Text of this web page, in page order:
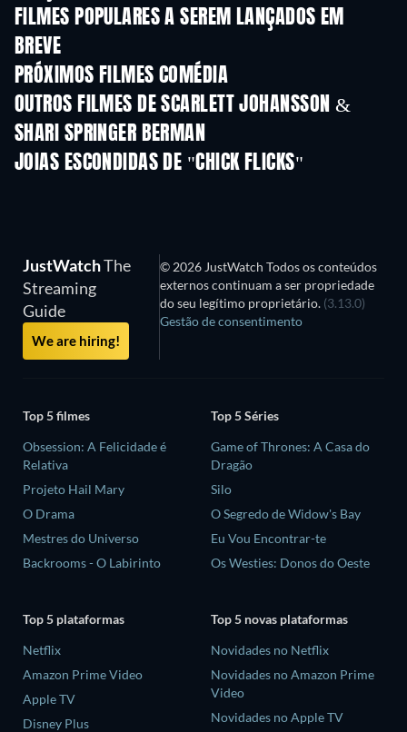
FILMES POPULARES A SEREM LANÇADOS EM
BREVE
PRÓXIMOS FILMES COMÉDIA
OUTROS FILMES DE SCARLETT JOHANSSON &
SHARI SPRINGER BERMAN
JOIAS ESCONDIDAS DE "CHICK FLICKS"
JustWatchThe
Streaming
Guide
We are hiring!
© 2026 JustWatch Todos os conteúdos
externos continuam a ser propriedade
do seu legítimo proprietário. (3.13.0)
Gestão de consentimento
Top 5 filmes
Obsession: A Felicidade é
Relativa
Projeto Hail Mary
O Drama
Mestres do Universo
Backrooms - O Labirinto
Top 5 Séries
Game of Thrones: A Casa do
Dragão
Silo
O Segredo de Widow's Bay
Eu Vou Encontrar-te
Os Westies: Donos do Oeste
Top 5 plataformas
Netflix
Amazon Prime Video
Apple TV
Disney Plus
Top 5 novas plataformas
Novidades no Netflix
Novidades no Amazon Prime
Video
Novidades no Apple TV